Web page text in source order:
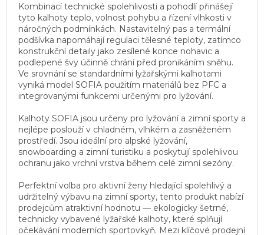
Kombinací technické spolehlivosti a pohodlí přinášejí
tyto kalhoty teplo, volnost pohybu a řízení vlhkosti v
náročných podmínkách. Nastavitelný pas a termální
podšívka napomáhají regulaci tělesné teploty, zatímco
konstrukční detaily jako zesílené konce nohavic a
podlepené švy účinně chrání před pronikáním sněhu.
Ve srovnání se standardními lyžařskými kalhotami
vyniká model SOFIA použitím materiálů bez PFC a
integrovanými funkcemi určenými pro lyžování.
Kalhoty SOFIA jsou určeny pro lyžování a zimní sporty a
nejlépe poslouží v chladném, vlhkém a zasněženém
prostředí. Jsou ideální pro alpské lyžování,
snowboarding a zimní turistiku a poskytují spolehlivou
ochranu jako vrchní vrstva během celé zimní sezóny.
Perfektní volba pro aktivní ženy hledající spolehlivý a
udržitelný výbavu na zimní sporty, tento produkt nabízí
prodejcům atraktivní hodnotu — ekologicky šetrné,
technicky vybavené lyžařské kalhoty, které splňují
očekávání moderních sportovkyň. Mezi klíčové prodejní